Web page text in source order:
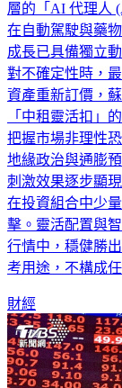
層的「AI 代理人
在自動駕駛與藥
成長已具備獨立
對不確定性時，
資產重新訂價，
「中租靈活扣」
把握市場非理性
地緣政治與通膨
刺激效果逐步顯
在投資組合中少
擊。靈活配置與
行情中，穩健勝
考用途，不構成
財經